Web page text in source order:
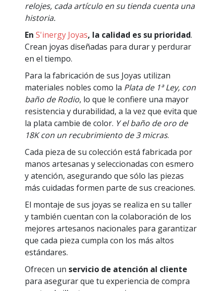
relojes, cada artículo en su tienda cuenta una
historia.
En S'inergy Joyas, la calidad es su prioridad.
Crean joyas diseñadas para durar y perdurar
en el tiempo.
Para la fabricación de sus Joyas utilizan
materiales nobles como la Plata de 1ª Ley, con
baño de Rodio, lo que le confiere una mayor
resistencia y durabilidad, a la vez que evita que
la plata cambie de color. Y el baño de oro de
18K con un recubrimiento de 3 micras.
Cada pieza de su colección está fabricada por
manos artesanas y seleccionadas con esmero
y atención, asegurando que sólo las piezas
más cuidadas formen parte de sus creaciones.
El montaje de sus joyas se realiza en su taller
y también cuentan con la colaboración de los
mejores artesanos nacionales para garantizar
que cada pieza cumpla con los más altos
estándares.
Ofrecen un servicio de atención al cliente
para asegurar que tu experiencia de compra